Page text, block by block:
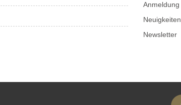
Neuigkeiten
Newsletter